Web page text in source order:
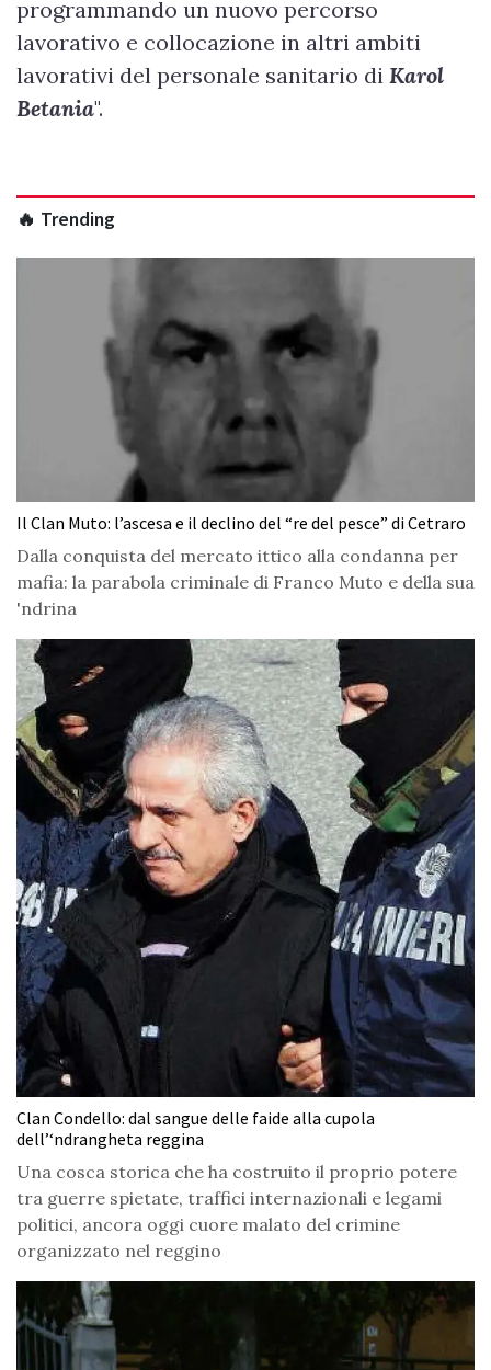
programmando un nuovo percorso
lavorativo e collocazione in altri ambiti
lavorativi del personale sanitario di Karol
Betania".
🔥 Trending
Il Clan Muto: l’ascesa e il declino del “re del pesce” di Cetraro
Dalla conquista del mercato ittico alla condanna per
mafia: la parabola criminale di Franco Muto e della sua
'ndrina
Clan Condello: dal sangue delle faide alla cupola
dell’‘ndrangheta reggina
Una cosca storica che ha costruito il proprio potere
tra guerre spietate, traffici internazionali e legami
politici, ancora oggi cuore malato del crimine
organizzato nel reggino